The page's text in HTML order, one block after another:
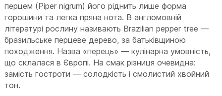
перцем (Piper nigrum) його ріднить лише форма
горошини та легка пряна нота. В англомовній
літературі рослину називають Brazilian pepper tree —
бразильське перцеве дерево, за батьківщиною
походження. Назва «перець» — кулінарна умовність,
що склалася в Європі. На смак різниця очевидна:
замість гостроти — солодкість і смолистий хвойний
тон.